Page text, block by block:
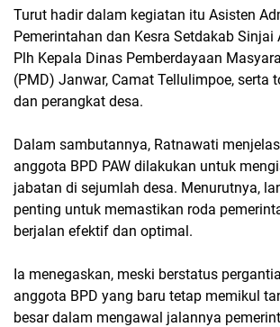
Turut hadir dalam kegiatan itu Asisten
Pemerintahan dan Kesra Setdakab Sinjai
Plh Kepala Dinas Pemberdayaan
(PMD) Janwar, Camat Tellulimpoe, serta
dan perangkat desa.
Dalam sambutannya, Ratnawati
anggota BPD PAW dilakukan untuk
jabatan di sejumlah desa. Menurutnya,
penting untuk memastikan roda
berjalan efektif dan optimal.
Ia menegaskan, meski berstatus
anggota BPD yang baru tetap memikul
besar dalam mengawal jalannya